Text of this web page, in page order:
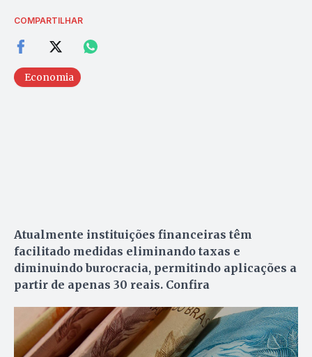
COMPARTILHAR
Economia
Atualmente instituições financeiras têm
facilitado medidas eliminando taxas e
diminuindo burocracia, permitindo aplicações a
partir de apenas 30 reais. Confira